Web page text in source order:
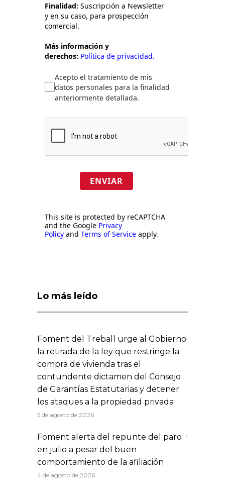
Finalidad: Suscripción a Newsletter
y en su caso, para prospección
comercial.
Más información y
derechos: Política de privacidad.
Acepto el tratamiento de mis
datos personales para la finalidad
anteriormente detallada.
ENVIAR
This site is protected by reCAPTCHA
and the Google Privacy
Policy and Terms of Service apply.
Lo más leído
Foment del Treball urge al Gobierno
la retirada de la ley que restringe la
compra de vivienda tras el
contundente dictamen del Consejo
de Garantías Estatutarias y detener
los ataques a la propiedad privada
5 de agosto de 2026
Foment alerta del repunte del paro
en julio a pesar del buen
comportamiento de la afiliación
4 de agosto de 2026